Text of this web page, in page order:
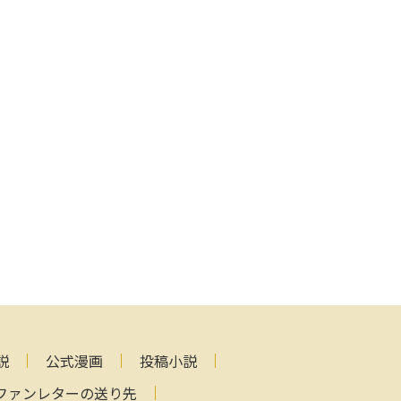
公式漫画
投稿小説
ァンレターの送り先